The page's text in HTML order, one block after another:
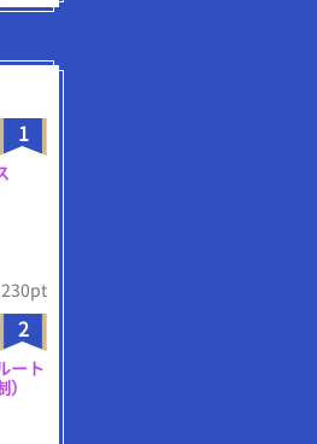
1
2
ート